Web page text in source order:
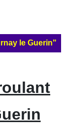
le Guerin"